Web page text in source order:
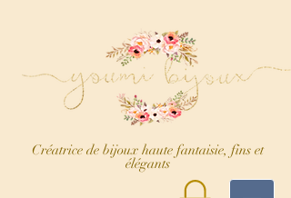
Créatrice de bijoux haute fantaisie, fins et
élégants